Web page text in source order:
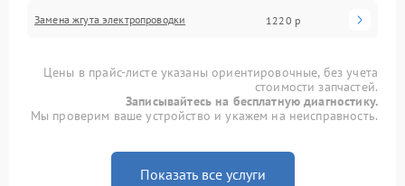
Замена жгута электропроводки 1220 р
Цены в прайс-листе указаны ориентировочные, без учета
стоимости запчастей.
Записывайтесь на бесплатную диагностику.
Мы проверим ваше устройство и укажем на неисправность.
Показать все услуги